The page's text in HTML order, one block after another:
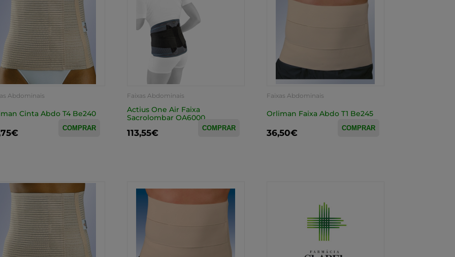
Abdominais
Cinta Abdo T4 Be240
COMPRAR
Faixas Abdominais
Actius One Air Faixa
Sacrolombar OA6000
113,55€ COMPRAR
Faixas Abdominais
Orliman Faixa Abdo T1 Be245
36,50€ COMPRAR